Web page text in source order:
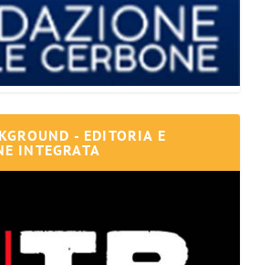
- EDITORIA E
INTEGRATA